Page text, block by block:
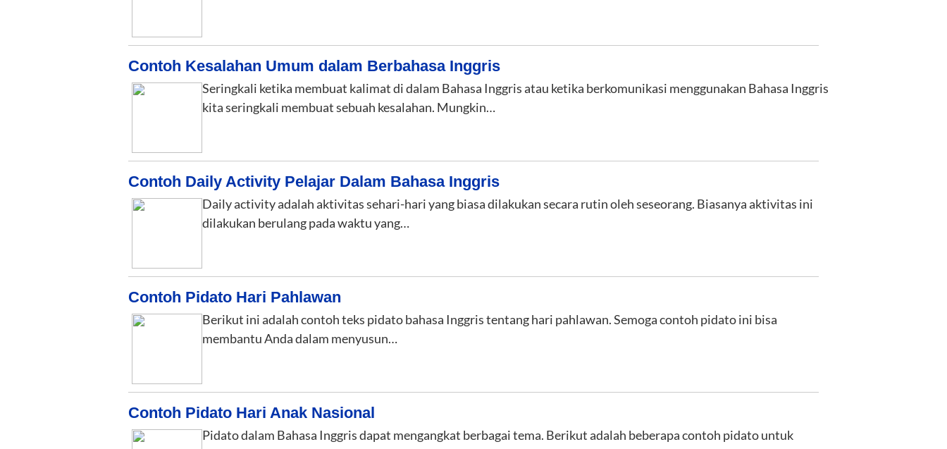
Contoh Kesalahan Umum dalam Berbahasa Inggris
Seringkali ketika membuat kalimat di dalam Bahasa Inggris atau ketika berkomunikasi menggunakan Bahasa Inggris
kita seringkali membuat sebuah kesalahan. Mungkin…
Contoh Daily Activity Pelajar Dalam Bahasa Inggris
Daily activity adalah aktivitas sehari-hari yang biasa dilakukan secara rutin oleh seseorang. Biasanya aktivitas ini
dilakukan berulang pada waktu yang…
Contoh Pidato Hari Pahlawan
Berikut ini adalah contoh teks pidato bahasa Inggris tentang hari pahlawan. Semoga contoh pidato ini bisa
membantu Anda dalam menyusun…
Contoh Pidato Hari Anak Nasional
Pidato dalam Bahasa Inggris dapat mengangkat berbagai tema. Berikut adalah beberapa contoh pidato untuk